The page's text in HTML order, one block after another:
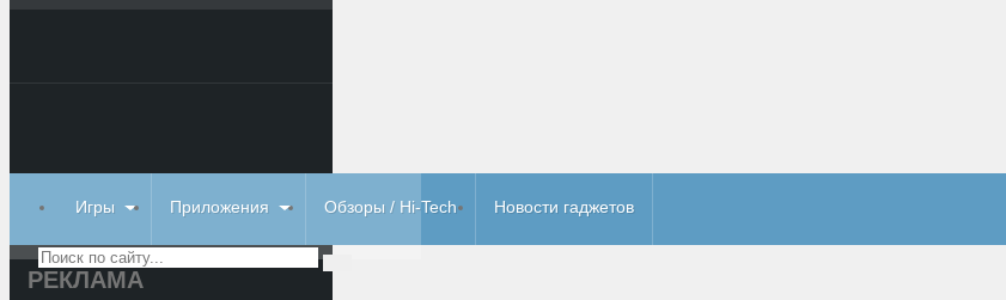
Игры Приложения Обзоры / Hi-Tech Новости гаджетов
РЕКЛАМА